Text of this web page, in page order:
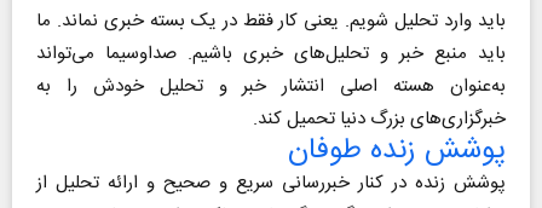
باید وارد تحلیل شویم. یعنی کار فقط در یک بسته خبری نماند. ما
باید منبع خبر و تحلیل‌های خبری باشیم. صداوسیما می‌تواند
به‌عنوان هسته اصلی انتشار خبر و تحلیل خودش را به
خبرگزاری‌های بزرگ دنیا تحمیل کند.
پوشش زنده طوفان
پوشش زنده در کنار خبررسانی سریع و صحیح و ارائه تحلیل از